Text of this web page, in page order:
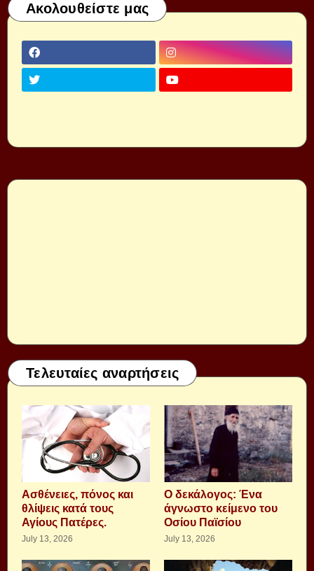
Ακολουθείστε μας
Τελευταίες αναρτήσεις
Aσθένειες, πόνος και
θλίψεις κατά τους
Αγίους Πατέρες.
July 13, 2026
Ο δεκάλογος: Ένα
άγνωστο κείμενο του
Οσίου Παϊσίου
July 13, 2026